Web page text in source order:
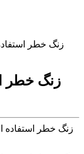
زنگ خطر
زنگ خطر